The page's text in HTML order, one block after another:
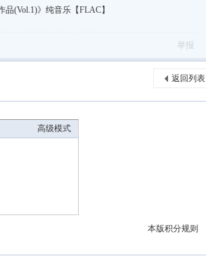
品(Vol.1)》纯音乐【FLAC】
举报
返回列表
高级模式
本版积分规则